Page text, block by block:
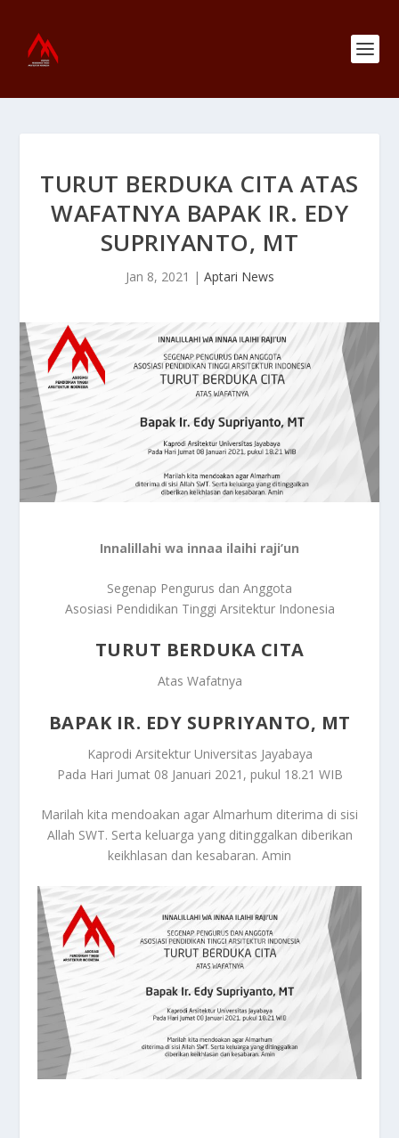
TURUT BERDUKA CITA ATAS
WAFATNYA BAPAK IR. EDY
SUPRIYANTO, MT
Jan 8, 2021 | Aptari News
Innalillahi wa innaa ilaihi raji’un
Segenap Pengurus dan Anggota
Asosiasi Pendidikan Tinggi Arsitektur Indonesia
TURUT BERDUKA CITA
Atas Wafatnya
BAPAK IR. EDY SUPRIYANTO, MT
Kaprodi Arsitektur Universitas Jayabaya
Pada Hari Jumat 08 Januari 2021, pukul 18.21 WIB
Marilah kita mendoakan agar Almarhum diterima di sisi
Allah SWT. Serta keluarga yang ditinggalkan diberikan
keikhlasan dan kesabaran. Amin